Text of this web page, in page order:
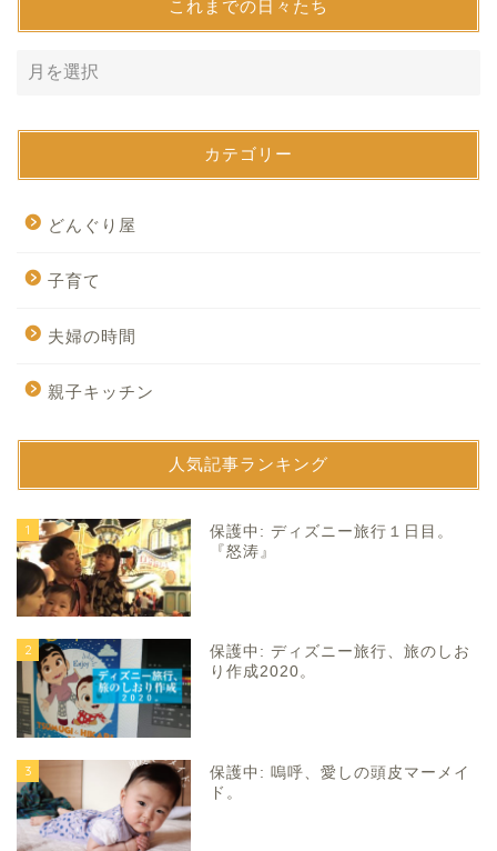
これまでの日々たち
カテゴリー
どんぐり屋
子育て
夫婦の時間
親子キッチン
人気記事ランキング
1
保護中: ディズニー旅行１日目。
『怒涛』
2
保護中: ディズニー旅行、旅のしお
り作成2020。
3
保護中: 嗚呼、愛しの頭皮マーメイ
ド。